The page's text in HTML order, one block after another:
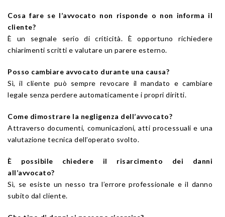
Cosa fare se l’avvocato non risponde o non informa il
cliente?
È un segnale serio di criticità. È opportuno richiedere
chiarimenti scritti e valutare un parere esterno.
Posso cambiare avvocato durante una causa?
Sì, il cliente può sempre revocare il mandato e cambiare
legale senza perdere automaticamente i propri diritti.
Come dimostrare la negligenza dell’avvocato?
Attraverso documenti, comunicazioni, atti processuali e una
valutazione tecnica dell’operato svolto.
È possibile chiedere il risarcimento dei danni
all’avvocato?
Sì, se esiste un nesso tra l’errore professionale e il danno
subito dal cliente.